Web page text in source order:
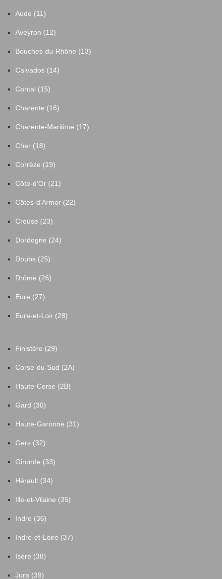
Aude (11)
Aveyron (12)
Bouches-du-Rhône (13)
Calvados (14)
Cantal (15)
Charente (16)
Charente-Maritime (17)
Cher (18)
Corrèze (19)
Côte-d'Or (21)
Côtes-d'Armor (22)
Creuse (23)
Dordogne (24)
Doubs (25)
Drôme (26)
Eure (27)
Eure-et-Loir (28)
Finistère (29)
Corse-du-Sud (2A)
Haute-Corse (2B)
Gard (30)
Haute-Garonne (31)
Gers (32)
Gironde (33)
Hérault (34)
Ille-et-Vilaine (35)
Indre (36)
Indre-et-Loire (37)
Isère (38)
Jura (39)